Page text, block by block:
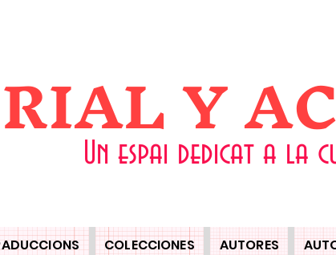
Y
Un espai dedicat a la
COLECCIONES AUTORES